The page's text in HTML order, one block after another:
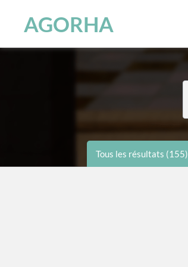
AGORHA
Tous les résultats (155)